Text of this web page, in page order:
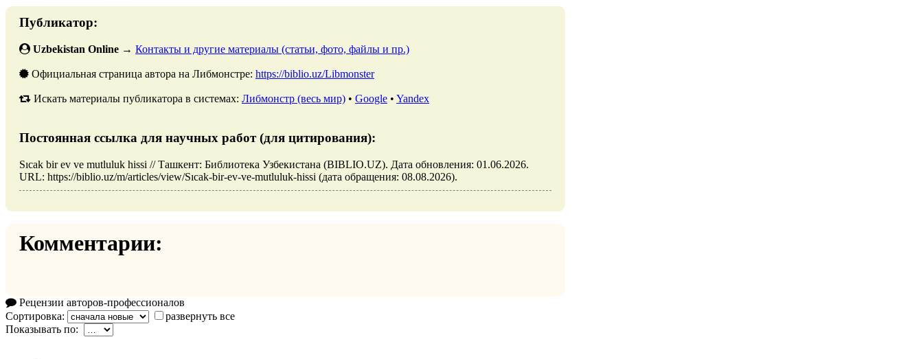
Публикатор:
Uzbekistan Online → Контакты и другие материалы (статьи, фото, файлы и пр.)
Официальная страница автора на Либмонстре: https://biblio.uz/Libmonster
Искать материалы публикатора в системах: Либмонстр (весь мир) • Google • Yandex
Постоянная ссылка для научных работ (для цитирования):
Sıcak bir ev ve mutluluk hissi // Ташкент: Библиотека Узбекистана (BIBLIO.UZ). Дата обновления: 01.06.2026.
URL: https://biblio.uz/m/articles/view/Sıcak-bir-ev-ve-mutluluk-hissi (дата обращения: 08.08.2026).
Комментарии:
Рецензии авторов-профессионалов
Сортировка:
развернуть все
Показывать по: